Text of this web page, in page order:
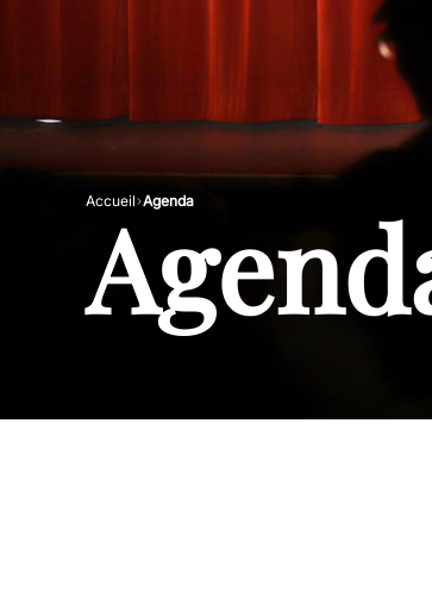
Accueil Agenda